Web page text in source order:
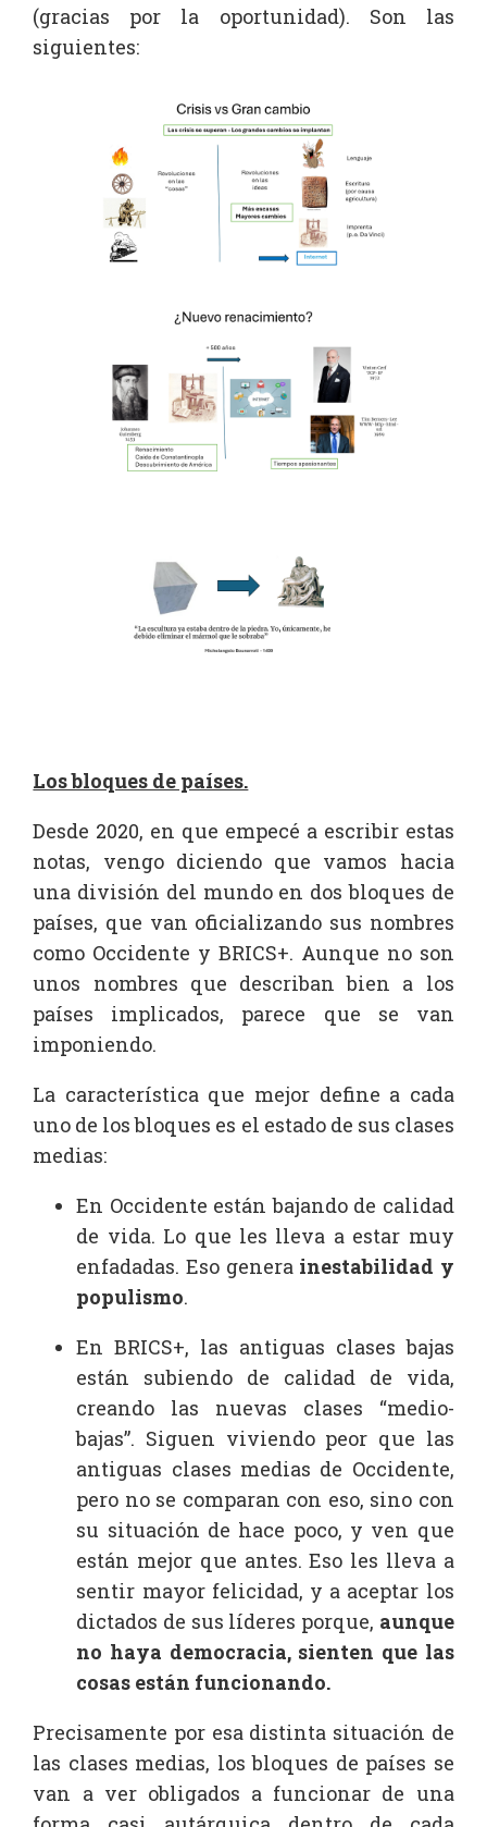
(gracias por la oportunidad). Son las
siguientes:
Los bloques de países.
Desde 2020, en que empecé a escribir estas
notas, vengo diciendo que vamos hacia
una división del mundo en dos bloques de
países, que van oficializando sus nombres
como Occidente y BRICS+. Aunque no son
unos nombres que describan bien a los
países implicados, parece que se van
imponiendo.
La característica que mejor define a cada
uno de los bloques es el estado de sus clases
medias:
En Occidente están bajando de calidad
de vida. Lo que les lleva a estar muy
enfadadas. Eso genera inestabilidad y
populismo.
En BRICS+, las antiguas clases bajas
están subiendo de calidad de vida,
creando las nuevas clases “medio-
bajas”. Siguen viviendo peor que las
antiguas clases medias de Occidente,
pero no se comparan con eso, sino con
su situación de hace poco, y ven que
están mejor que antes. Eso les lleva a
sentir mayor felicidad, y a aceptar los
dictados de sus líderes porque, aunque
no haya democracia, sienten que las
cosas están funcionando.
Precisamente por esa distinta situación de
las clases medias, los bloques de países se
van a ver obligados a funcionar de una